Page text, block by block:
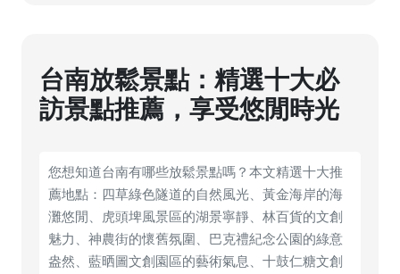
台南放鬆景點：精選十大必
訪景點推薦，享受悠閒時光
您想知道台南有哪些放鬆景點嗎？本文精選十大推
薦地點：四草綠色隧道的自然風光、黃金海岸的海
灘悠閒、虎頭埤風景區的湖景寧靜、林百貨的文創
魅力、神農街的懷舊氛圍、巴克禮紀念公園的綠意
盎然、藍晒圖文創園區的藝術氣息、十鼓仁糖文創